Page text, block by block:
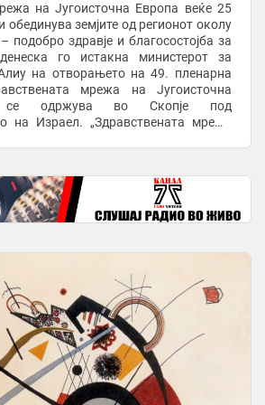
на Југоисточна Европа веќе 25
обединува земјите од регионот околу
подобро здравје и благосостојба за
го истакна министерот за
на отворањето на 49. пленарна
мрежа на Југоисточна
одржува во Скопје под
на Израел. „Здравствената мрежа